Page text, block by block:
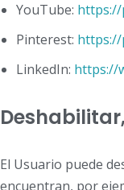
YouTube: https://
Pinterest: https://
LinkedIn: https://
El Usuario puede
encuentran, por